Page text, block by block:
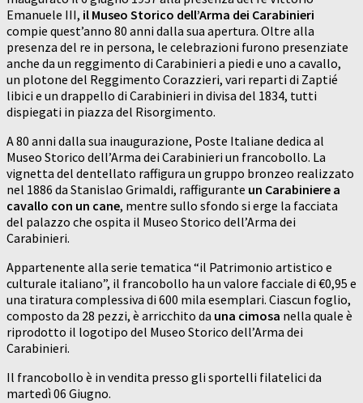
Emanuele III, il Museo Storico dell’Arma dei Carabinieri
compie quest’anno 80 anni dalla sua apertura. Oltre alla
presenza del re in persona, le celebrazioni furono presenziate
anche da un reggimento di Carabinieri a piedi e uno a cavallo,
un plotone del Reggimento Corazzieri, vari reparti di Zaptié
libici e un drappello di Carabinieri in divisa del 1834, tutti
dispiegati in piazza del Risorgimento.
A 80 anni dalla sua inaugurazione, Poste Italiane dedica al
Museo Storico dell’Arma dei Carabinieri un francobollo. La
vignetta del dentellato raffigura un gruppo bronzeo realizzato
nel 1886 da Stanislao Grimaldi, raffigurante un Carabiniere a
cavallo con un cane, mentre sullo sfondo si erge la facciata
del palazzo che ospita il Museo Storico dell’Arma dei
Carabinieri.
Appartenente alla serie tematica “il Patrimonio artistico e
culturale italiano”, il francobollo ha un valore facciale di €0,95 e
una tiratura complessiva di 600 mila esemplari. Ciascun foglio,
composto da 28 pezzi, è arricchito da una cimosa nella quale è
riprodotto il logotipo del Museo Storico dell’Arma dei
Carabinieri.
Il francobollo è in vendita presso gli sportelli filatelici da
martedì 06 Giugno.